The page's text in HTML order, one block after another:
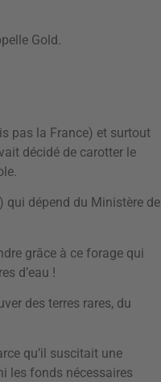
Gold.
pas la France) et surtout
décidé de carotter le
qui dépend du Ministère de
grâce à ce forage qui
d’eau !
des terres rares, du
qu’il suscitait une
les fonds nécessaires